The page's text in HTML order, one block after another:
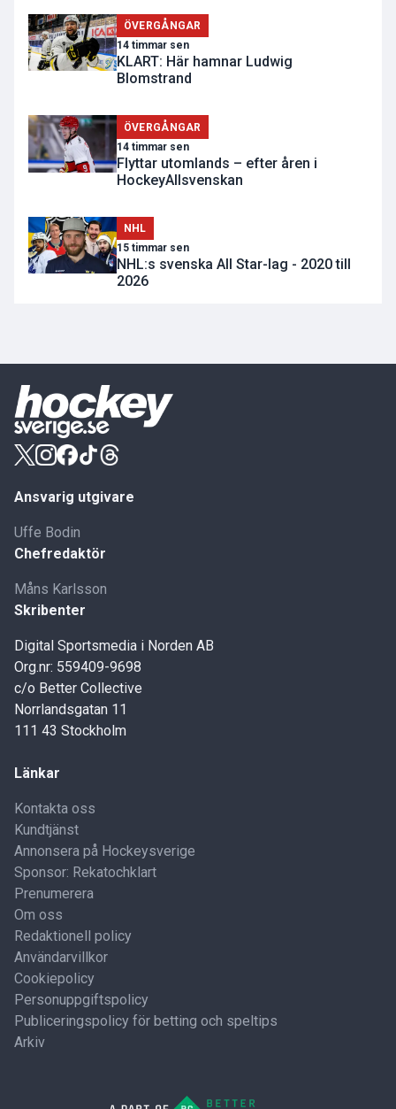
ÖVERGÅNGAR
14 timmar sen
KLART: Här hamnar Ludwig
Blomstrand
ÖVERGÅNGAR
14 timmar sen
Flyttar utomlands – efter åren i
HockeyAllsvenskan
NHL
15 timmar sen
NHL:s svenska All Star-lag - 2020 till
2026
Ansvarig utgivare
Uffe Bodin
Chefredaktör
Måns Karlsson
Skribenter
Digital Sportsmedia i Norden AB
Org.nr: 559409-9698
c/o Better Collective
Norrlandsgatan 11
111 43 Stockholm
Länkar
Kontakta oss
Kundtjänst
Annonsera på Hockeysverige
Sponsor: Rekatochklart
Prenumerera
Om oss
Redaktionell policy
Användarvillkor
Cookiepolicy
Personuppgiftspolicy
Publiceringspolicy för betting och speltips
Arkiv